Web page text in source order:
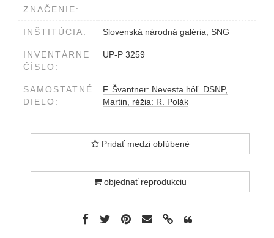
ZNAČENIE:
INŠTITÚCIA: Slovenská národná galéria, SNG
INVENTÁRNE
ČÍSLO:
UP-P 3259
SAMOSTATNÉ
DIELO:
F. Švantner: Nevesta hôľ. DSNP,
Martin, réžia: R. Polák
Pridať medzi obľúbené
objednať reprodukciu